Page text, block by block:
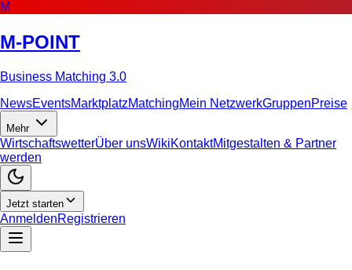
M
M-POINT
Business Matching 3.0
NewsEventsMarktplatzMatchingMein NetzwerkGruppenPreise
Mehr
WirtschaftswetterÜber unsWikiKontaktMitgestalten & Partner
werden
Jetzt starten
AnmeldenRegistrieren